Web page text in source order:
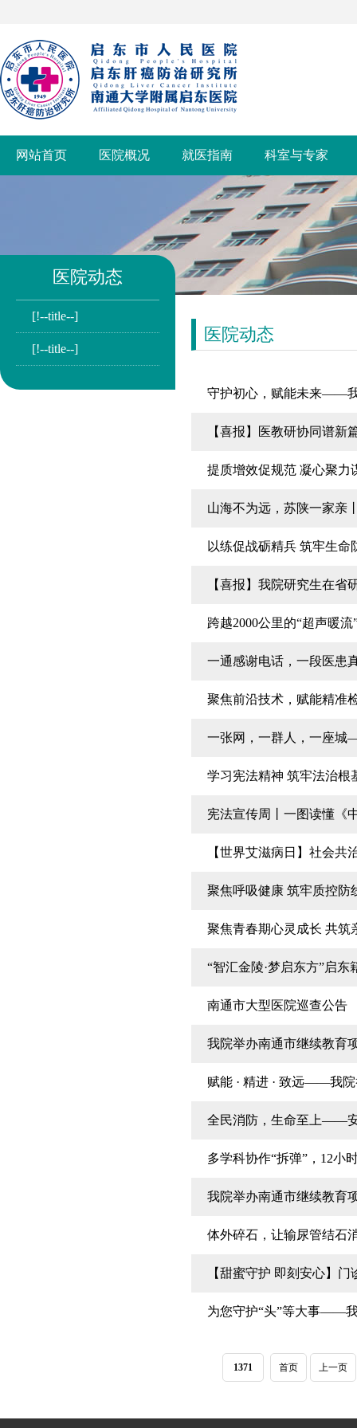
网站首页 医院概况 就医指南 科室与专家
医院动态
[!--title--]
[!--title--]
医院动态
守护初心，赋能未来——我
【喜报】医教研协同谱新
提质增效促规范 凝心聚
山海不为远，苏陕一家亲
以练促战砺精兵 筑牢生
【喜报】我院研究生在省
跨越2000公里的“超声暖
一通感谢电话，一段医患
聚焦前沿技术，赋能精准
一张网，一群人，一座
学习宪法精神 筑牢法治
宪法宣传周丨一图读懂《
【世界艾滋病日】社会共
聚焦呼吸健康 筑牢质控
聚焦青春期心灵成长 共
“智汇金陵·梦启东方”启
南通市大型医院巡查公告
我院举办南通市继续教育
赋能 · 精进 · 致远——我
全民消防，生命至上——
多学科协作“拆弹”，12小
我院举办南通市继续教育
体外碎石，让输尿管结石
【甜蜜守护 即刻安心】
为您守护“头”等大事——
1371 首页 上一页